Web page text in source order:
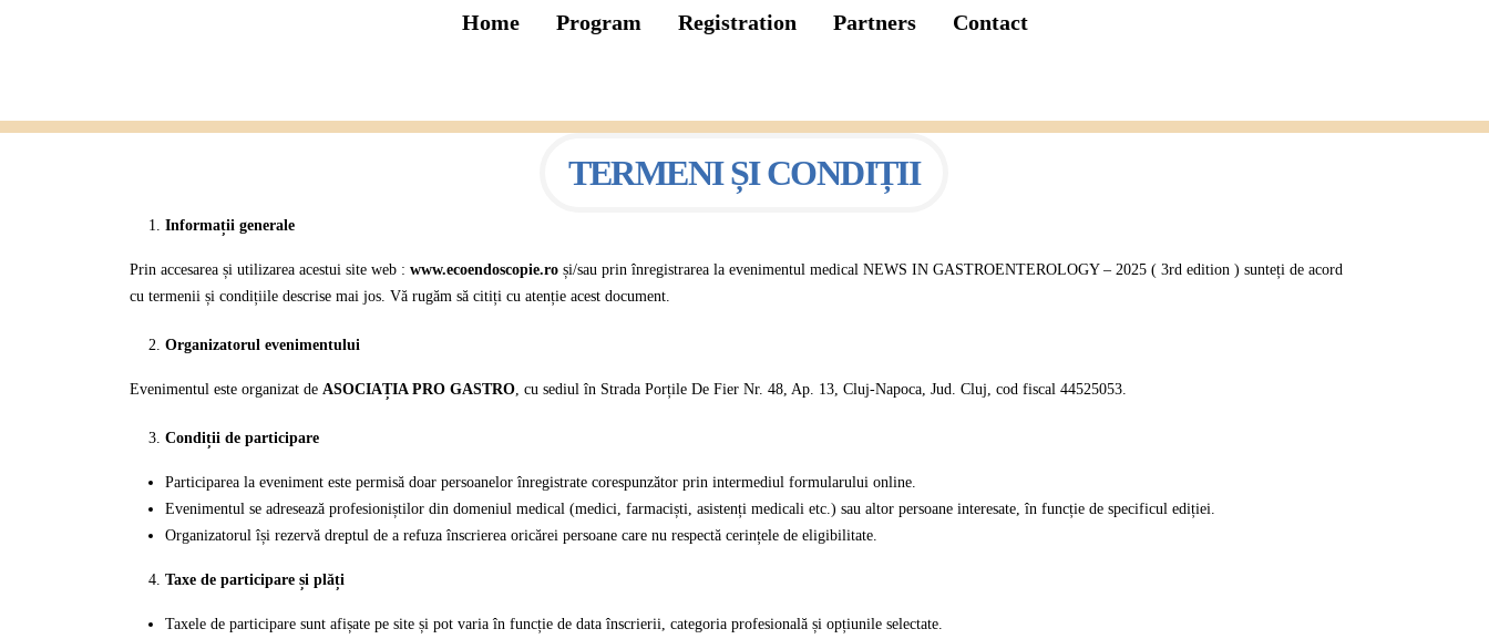
Home Program Registration Partners Contact
TERMENI ȘI CONDIȚII
Informații generale
Prin accesarea și utilizarea acestui site web : www.ecoendoscopie.ro și/sau prin înregistrarea la evenimentul medical NEWS IN GASTROENTEROLOGY – 2025 ( 3rd edition ) sunteți de acord
cu termenii și condițiile descrise mai jos. Vă rugăm să citiți cu atenție acest document.
Organizatorul evenimentului
Evenimentul este organizat de ASOCIAȚIA PRO GASTRO, cu sediul în Strada Porțile De Fier Nr. 48, Ap. 13, Cluj-Napoca, Jud. Cluj, cod fiscal 44525053.
Condiții de participare
Participarea la eveniment este permisă doar persoanelor înregistrate corespunzător prin intermediul formularului online.
Evenimentul se adresează profesioniștilor din domeniul medical (medici, farmaciști, asistenți medicali etc.) sau altor persoane interesate, în funcție de specificul ediției.
Organizatorul își rezervă dreptul de a refuza înscrierea oricărei persoane care nu respectă cerințele de eligibilitate.
Taxe de participare și plăți
Taxele de participare sunt afișate pe site și pot varia în funcție de data înscrierii, categoria profesională și opțiunile selectate.